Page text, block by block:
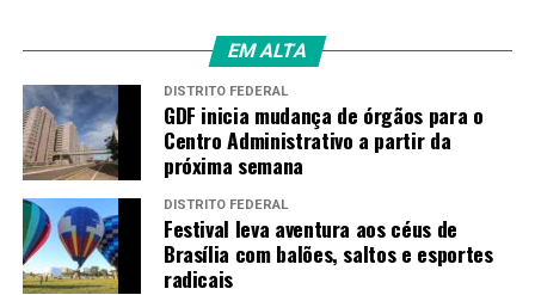
EM ALTA
DISTRITO FEDERAL
GDF inicia mudança de órgãos para o
Centro Administrativo a partir da
próxima semana
DISTRITO FEDERAL
Festival leva aventura aos céus de
Brasília com balões, saltos e esportes
radicais